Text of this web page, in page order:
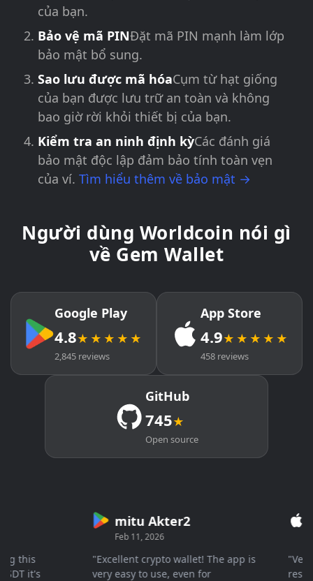
của bạn.
Bảo vệ mã PINĐặt mã PIN mạnh làm lớp
bảo mật bổ sung.
Sao lưu được mã hóaCụm từ hạt giống
của bạn được lưu trữ an toàn và không
bao giờ rời khỏi thiết bị của bạn.
Kiểm tra an ninh định kỳCác đánh giá
bảo mật độc lập đảm bảo tính toàn vẹn
của ví. Tìm hiểu thêm về bảo mật →
Người dùng Worldcoin nói gì
về Gem Wallet
Google Play
4.8★★★★★
2,845 reviews
App Store
4.9★★★★★
458 reviews
GitHub
745★
Open source
it's
mitu Akter2
Feb 11, 2026
"Excellent crypto wallet! The app is
very easy to use, even for
"Very